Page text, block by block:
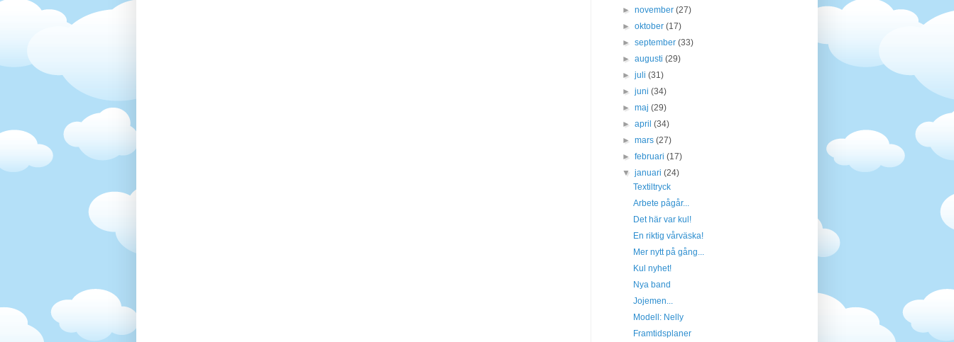
►november(27)
►oktober(17)
►september(33)
►augusti(29)
►juli(31)
►juni(34)
►maj(29)
►april(34)
►mars(27)
►februari(17)
▼januari(24)
Textiltryck
Arbete pågår...
Det här var kul!
En riktig vårväska!
Mer nytt på gång...
Kul nyhet!
Nya band
Jojemen...
Modell: Nelly
Framtidsplaner